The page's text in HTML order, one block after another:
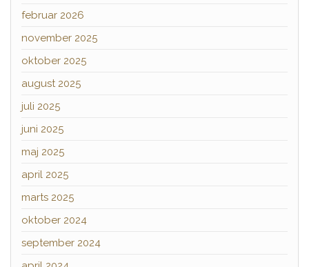
februar 2026
november 2025
oktober 2025
august 2025
juli 2025
juni 2025
maj 2025
april 2025
marts 2025
oktober 2024
september 2024